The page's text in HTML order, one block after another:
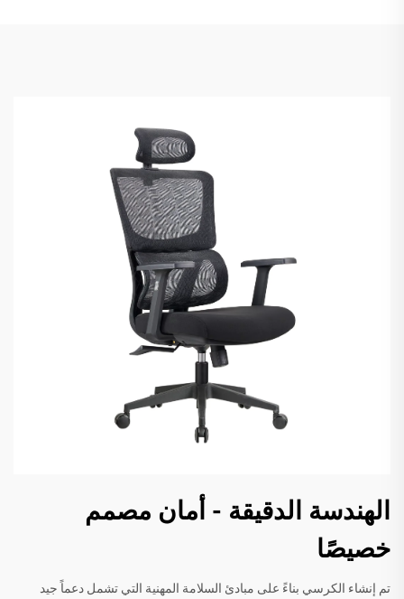
الهندسة الدقيقة - أمان مصمم
خصيصًا
تم إنشاء الكرسي بناءً على مبادئ السلامة المهنية التي تشمل دعماً جيد